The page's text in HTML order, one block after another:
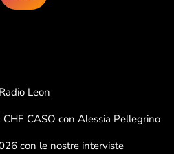
Leon
CASO con Alessia Pellegrino
con le nostre interviste